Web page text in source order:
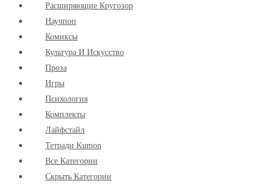
Расширяющие Кругозор
Научпоп
Комиксы
Культура И Искусство
Проза
Игры
Психология
Комплекты
Лайфстайл
Тетради Kumon
Все Категории
Скрыть Категории